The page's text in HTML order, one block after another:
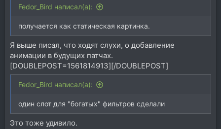
Fedor_Bird написал(а):
получается как статическая картинка.
Я выше писал, что ходят слухи, о добавление
анимации в будущих патчах.
[DOUBLEPOST=1561814913][/DOUBLEPOST]
Fedor_Bird написал(а):
один слот для "богатых" фильтров сделали
Это тоже удивило.